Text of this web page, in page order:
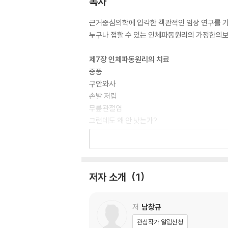
근거중심의학에 입각한 객관적인 임상 연구를
누구나 접할 수 있는 인체파동원리의 가정한의
제7장 인체파동원리의 치료
중풍
구안와사
손발 저림
무릎관절염
그런데도 왜 안 낫는가?
언제까지 치료를 받아야 하나요(약을 먹거나,
파동지압법
제8장 인체파동원리의 실제 적용
갑작스런 허리 통증
저자 소개 1
저 남창규
관심작가 알림신청